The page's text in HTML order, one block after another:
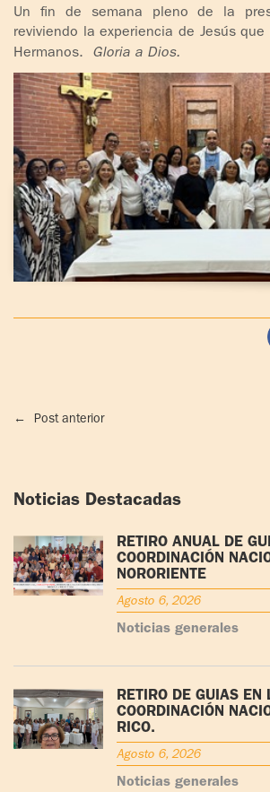
JORNADAS DE
EVANGELIZACIÓN
CÍRCULOS DE
ORACIÓN Y VIDA
LARRAÑAGA
VIDEOS
AUDIOS
Un fin de semana pleno de la
reviviendo la experiencia de Jesús
Hermanos.
Gloria a Dios.
← Post anterior
Noticias Destacadas
RETIRO ANUAL DE
COORDINACIÓN
NORORIENTE
Agosto 6, 2026
Noticias generales
RETIRO DE GUÍAS EN
COORDINACIÓN
RICO.
Agosto 6, 2026
Noticias generales